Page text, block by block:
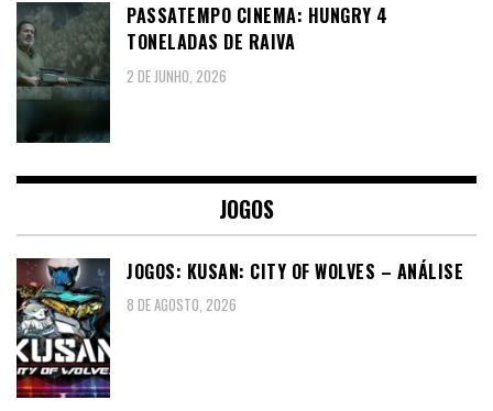
PASSATEMPO CINEMA: HUNGRY 4
TONELADAS DE RAIVA
2 DE JUNHO, 2026
JOGOS
JOGOS: KUSAN: CITY OF WOLVES – ANÁLISE
8 DE AGOSTO, 2026